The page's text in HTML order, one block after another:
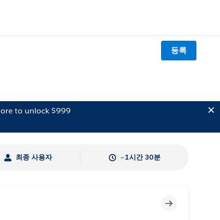
등록
to unlock $999
최종 사용자 ~1시간 30분
미완료